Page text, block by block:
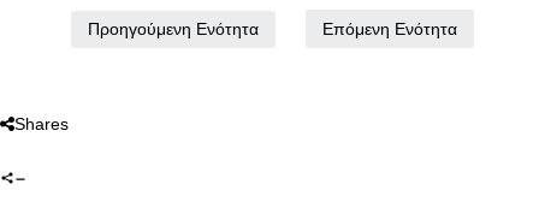
Προηγούμενη Ενότητα Επόμενη Ενότητα
Shares